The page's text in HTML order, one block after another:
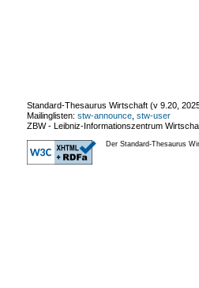
Standard-Thesaurus Wirtschaft (v 9.20
Mailinglisten: stw-announce stw-user
ZBW - Leibniz-Informationszentrum
Der Standard-Thesaurus